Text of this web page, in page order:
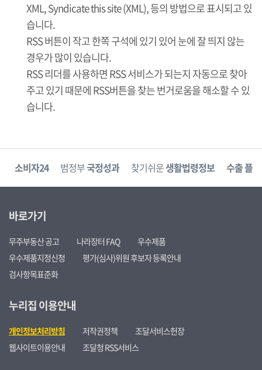
XML, Syndicate this site (XML), 등의 방법으로 표시되고 있
습니다.
RSS 버튼이 작고 한쪽 구석에 있기 있어 눈에 잘 띄지 않는
경우가 많이 있습니다.
RSS 리더를 사용하면 RSS 서비스가 되는지 자동으로 찾아
주고 있기 때문에 RSS버튼을 찾는 번거로움을 해소할 수 있
습니다.
소비자24 범정부국정성과 찾기쉬운생활법령정보 수출 플
바로가기
무주부동산 공고 나라장터 FAQ
우수제품
우수제품지정신청
평가(심사)위원 후보자 등록안내
검사항목표준화
누리집 이용안내
개인정보처리방침 저작권정책
조달서비스헌장
웹사이트이용안내
조달청 RSS서비스